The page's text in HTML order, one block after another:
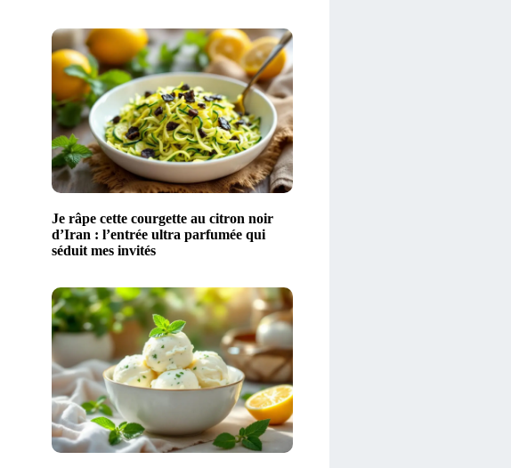
Je râpe cette courgette au citron noir
d’Iran : l’entrée ultra parfumée qui
séduit mes invités